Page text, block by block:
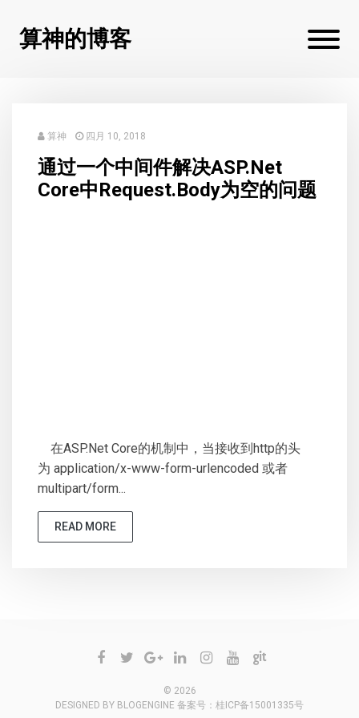
算神的博客
算神 四月 10, 2018
通过一个中间件解决ASP.Net
Core中Request.Body为空的问题
在ASP.Net Core的机制中，当接收到http的头
为 application/x-www-form-urlencoded 或者
multipart/form...
READ MORE
© 2026
DESIGNED BY BLOGENGINE 备案号： 桂ICP备15001335号